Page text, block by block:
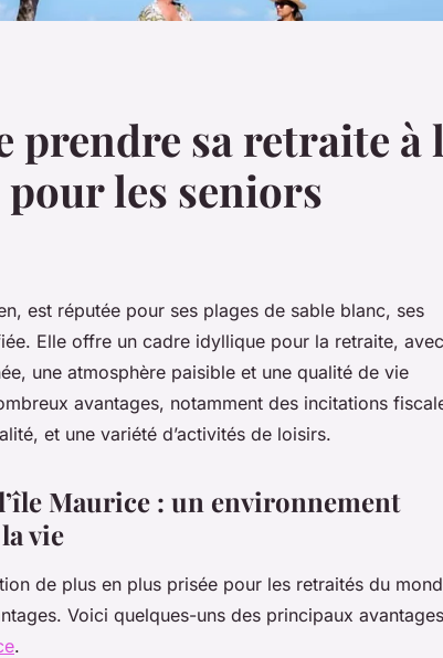
prendre sa retraite
les seniors
est réputée pour ses plages de sable blanc, ses
Elle offre un cadre idyllique pour la retraite, avec
une atmosphère paisible et une qualité de vie
avantages, notamment des incitations
et une variété d’activités de loisirs.
Maurice : un environnement
vie
de plus en plus prisée pour les retraités du
Voici quelques-uns des principaux avantages
.